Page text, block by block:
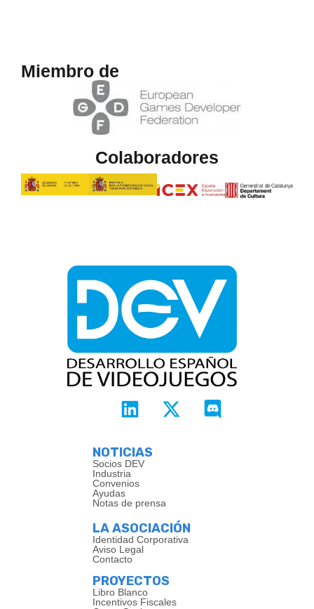
Miembro de
Colaboradores
NOTICIAS
Socios DEV
Industria
Convenios
Ayudas
Notas de prensa
LA ASOCIACIÓN
Identidad Corporativa
Aviso Legal
Contacto
PROYECTOS
Libro Blanco
Incentivos Fiscales